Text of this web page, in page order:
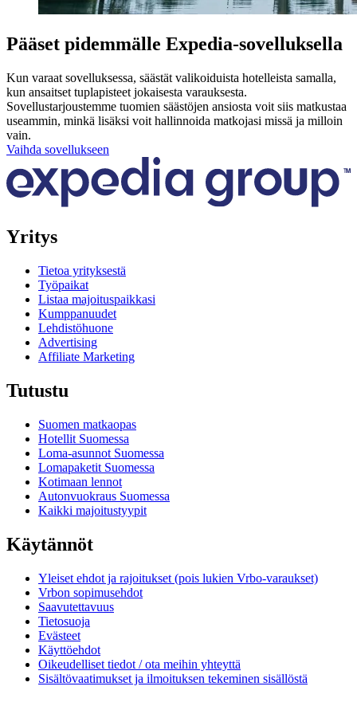
Pääset pidemmälle Expedia-sovelluksella
Kun varaat sovelluksessa, säästät valikoiduista hotelleista samalla,
kun ansaitset tuplapisteet jokaisesta varauksesta.
Sovellustarjoustemme tuomien säästöjen ansiosta voit siis matkustaa
useammin, minkä lisäksi voit hallinnoida matkojasi missä ja milloin
vain.
Vaihda sovellukseen
Yritys
Tietoa yrityksestä
Työpaikat
Listaa majoituspaikkasi
Kumppanuudet
Lehdistöhuone
Advertising
Affiliate Marketing
Tutustu
Suomen matkaopas
Hotellit Suomessa
Loma-asunnot Suomessa
Lomapaketit Suomessa
Kotimaan lennot
Autonvuokraus Suomessa
Kaikki majoitustyypit
Käytännöt
Yleiset ehdot ja rajoitukset (pois lukien Vrbo-varaukset)
Vrbon sopimusehdot
Saavutettavuus
Tietosuoja
Evästeet
Käyttöehdot
Oikeudelliset tiedot / ota meihin yhteyttä
Sisältövaatimukset ja ilmoituksen tekeminen sisällöstä